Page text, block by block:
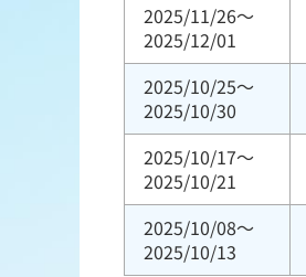
2025/11/26～
2025/12/01
2025/10/25～
2025/10/30
2025/10/17～
2025/10/21
2025/10/08～
2025/10/13